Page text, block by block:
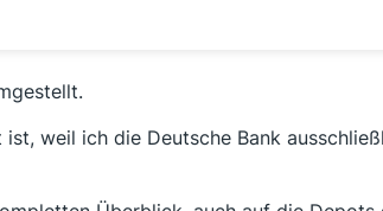
weil ich die Deutsche Bank